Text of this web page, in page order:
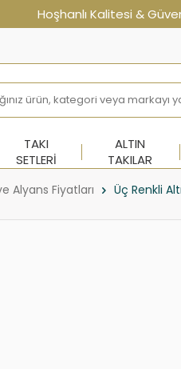
Hoşhanlı Kalitesi &
TAKI
SETLERI
ALTIN
TAKILAR
Alyans Fiyatları Üç Renkli